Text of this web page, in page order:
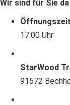
Wir sind für Sie da
17.00 Uhr
StarWood
91572